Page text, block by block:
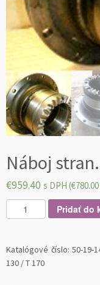
Náboj
€959.40 s DPH (€780.00
n
ž
s
Pridať do
Katalógové číslo: 50-19-
130 / T 170